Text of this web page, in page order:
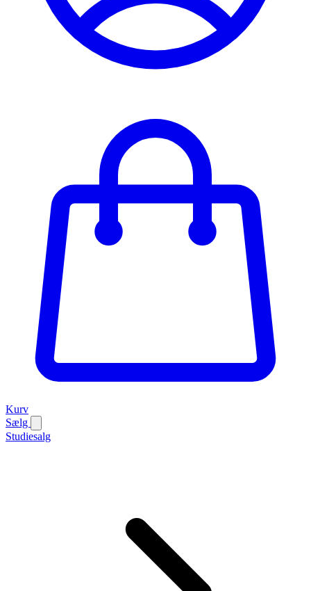
Kurv
Sælg
Studiesalg